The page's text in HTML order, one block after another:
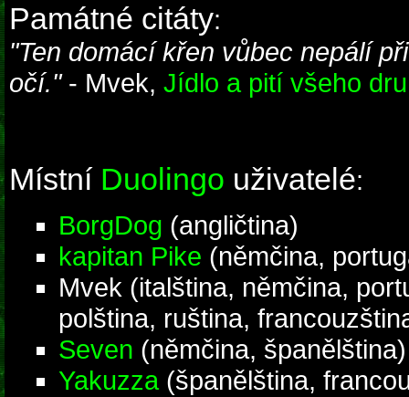
Památné citáty:
"Ten domácí křen vůbec nepálí
očí."- Mvek, Jídlo a pití všeho
Místní Duolingo uživatelé:
BorgDog (angličtina)
kapitan Pike (němčina,
Mvek (italština, němčina,
polština, ruština,
Seven (němčina, španělština)
Yakuzza(španělština,